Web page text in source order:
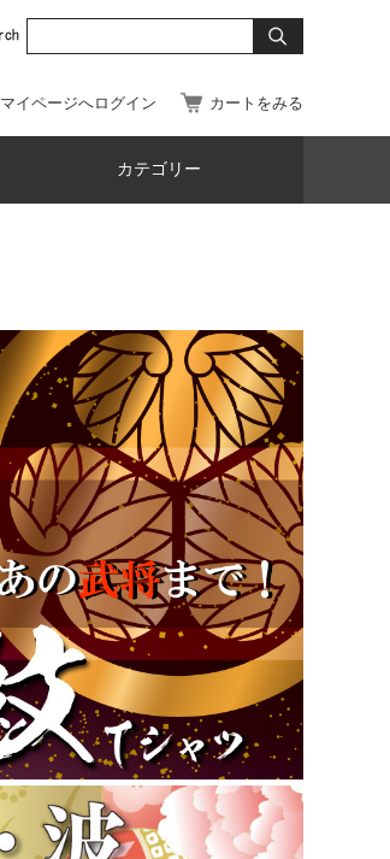
マイページへログイン カートをみる
カテゴリー